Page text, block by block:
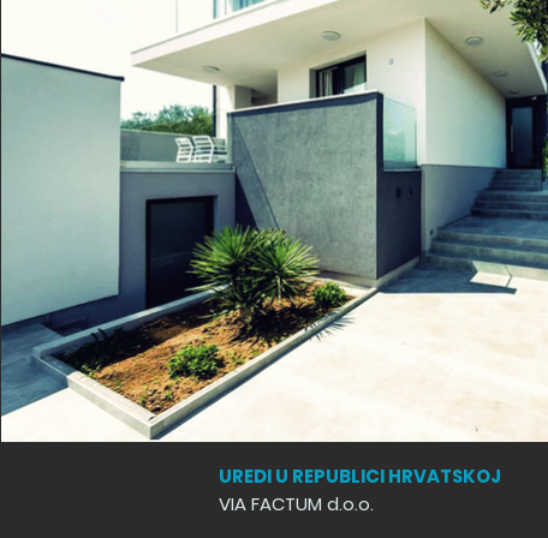
UREDI U REPUBLICI HRVATSKOJ
VIA FACTUM d.o.o.